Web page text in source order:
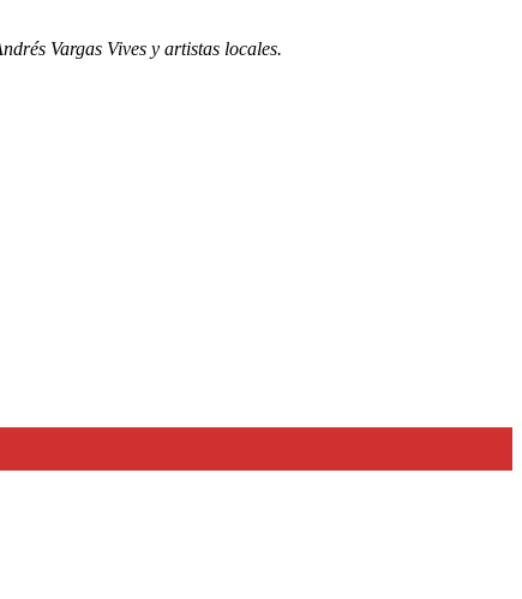
Vargas Vives y artistas locales.